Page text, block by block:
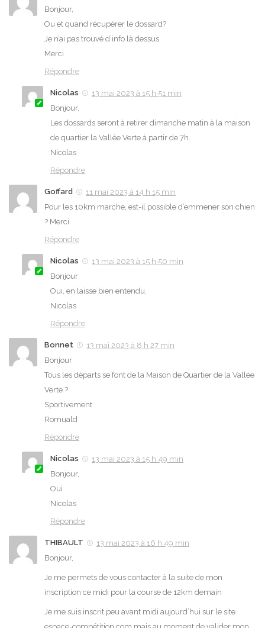
Bonjour,
Ou et quand récupérer le dossard?
Je n’ai pas trouvé d’info là dessus.
Merci
Répondre
Nicolas
13 mai 2023 à 15 h 51 min
Bonjour,
Les dossards seront à retirer dimanche matin à la maison
de quartier la Vallée Verte à partir de 7h.
Nicolas
Répondre
Goffard
11 mai 2023 à 14 h 15 min
Pour les 10km marche, est-il possible d’emmener son chien
? Merci
Répondre
Nicolas
13 mai 2023 à 15 h 50 min
Bonjour
Oui, en laisse bien entendu.
Nicolas
Répondre
Bonnet
13 mai 2023 à 8 h 27 min
Bonjour
Tous les départs se font de la Maison de Quartier de la Vallée
Verte ?
Sportivement
Romuald
Répondre
Nicolas
13 mai 2023 à 15 h 49 min
Bonjour,
Oui
Nicolas
Répondre
THIBAULT
13 mai 2023 à 16 h 49 min
Bonjour,
Je me permets de vous contacter à la suite de mon
inscription ce midi pour la course de 12km demain
Je me suis inscrit peu avant midi aujourd’hui sur le site